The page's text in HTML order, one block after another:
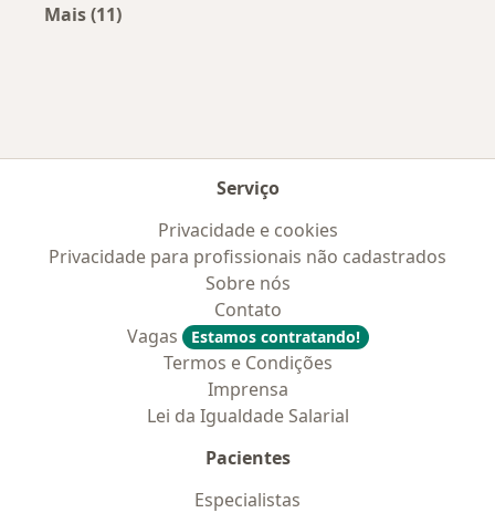
Mais (11)
Serviço
Privacidade e cookies
Privacidade para profissionais não cadastrados
Sobre nós
Contato
Vagas
Estamos contratando!
Termos e Condições
Imprensa
Lei da Igualdade Salarial
Pacientes
Especialistas